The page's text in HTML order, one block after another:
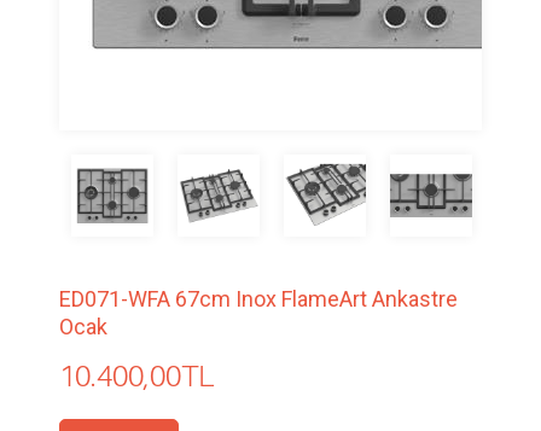
ED071-WFA 67cm Inox FlameArt Ankastre
Ocak
10.400,00TL